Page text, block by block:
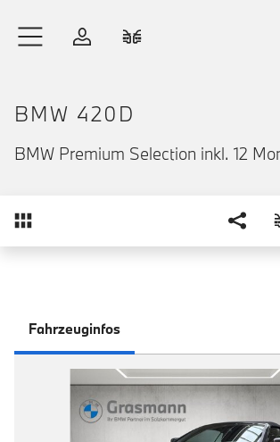
Anmelden
BMW 420D
BMW Premium Selection inkl. 12
Fahrzeuginfos